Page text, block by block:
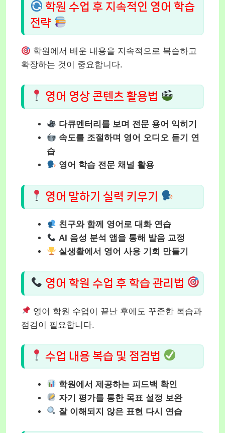
학원 수업 후 지속적인 영어 학습
전략
학원에서 배운 내용을 지속적으로 복습하고
확장하는 것이 중요합니다.
영어 영상 콘텐츠 활용법
다큐멘터리를 보며 전문 용어 익히기
속도를 조절하며 영어 오디오 듣기 연
습
영어 학습 전문 채널 활용
영어 말하기 실력 키우기
친구와 함께 영어로 대화 연습
AI 음성 분석 앱을 통해 발음 교정
실생활에서 영어 사용 기회 만들기
영어 학원 수업 후 학습 관리법
영어 학원 수업이 끝난 후에도 꾸준한 복습과
점검이 필요합니다.
수업 내용 복습 및 점검법
학원에서 제공하는 피드백 확인
자기 평가를 통한 목표 설정 보완
잘 이해되지 않은 표현 다시 연습